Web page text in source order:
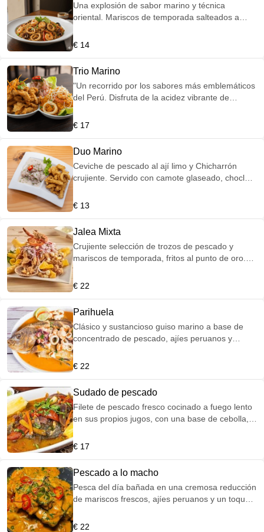
Una explosión de sabor marino y técnica
oriental. Mariscos de temporada salteados a
ahumado, mezclados con arroz premium,
fritos o cebollino fresco.
€ 14
Trio Marino
"Un recorrido por los sabores más emblemáticos
del Perú. Disfruta de la acidez vibrante de
Arroz con Mariscos cargado de sabor coral y el
cremas de la casa."
€ 17
Duo Marino
Ceviche de pescado al ají limo y Chicharrón
crujiente. Servido con camote glaseado, choclo
€ 13
Jalea Mixta
Crujiente selección de trozos de pescado y
mariscos de temporada, fritos al punto de oro.
criolla (cebolla y limón) y crema de rocoto.
€ 22
Parihuela
Clásico y sustancioso guiso marino a base de
concentrado de pescado, ajíes peruanos y
mixtura de mariscos, cangrejo y un toque de
€ 22
Sudado de pescado
Filete de pescado fresco cocinado a fuego lento
en sus propios jugos, con una base de cebolla,
Acompañado de yuca sancochada y arroz
€ 17
Pescado a lo macho
Pesca del día bañada en una cremosa reducción
de mariscos frescos, ajíes peruanos y un toque
€ 22